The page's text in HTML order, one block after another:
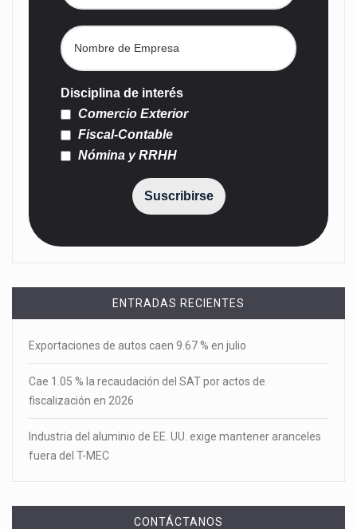
Disciplina de interés
Comercio Exterior
Fiscal-Contable
Nómina y RRHH
Suscribirse
ENTRADAS RECIENTES
Exportaciones de autos caen 9.67 % en julio
Cae 1.05 % la recaudación del SAT por actos de
fiscalización en 2026
Industria del aluminio de EE. UU. exige mantener aranceles
fuera del T-MEC
CONTÁCTANOS